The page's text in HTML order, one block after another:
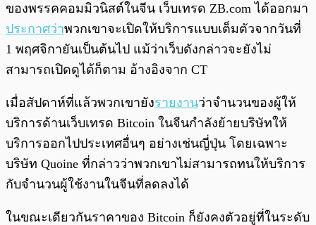
ของพรรคคอมมิวนิสต์ในจีน เว็บเทรด ZB.com ได้ออกมา
ประกาศว่าพวกเขาจะเปิดให้บริการแบบเต็มตัวจากวันที่
1 พฤศจิกายันเป็นต้นไป แม้ว่าเว็บดังกล่าวจะยังไม่
สามารถเปิดดูได้ก็ตาม อ้างอิงจาก CT
เมื่อสัปดาห์ที่แล้วพวกเขายังรายงานว่าจำนวนของผู้ให้
บริการด้านเว็บเทรด Bitcoin ในจีนกำลังย้ายบริษัทให้
บริการออกไปประเทศอื่นๆ อย่างเช่นญี่ปุ่น โดยเฉพาะ
บริษัท Quoine ที่กล่าวว่าพวกเขาไม่สามารถทนให้บริการ
กับจำนวนผู้ใช้งานในจีนที่ลดลงได้
ในขณะเดียวกันราคาของ Bitcoin ก็ยังคงตัวอยู่ที่ในระดับ